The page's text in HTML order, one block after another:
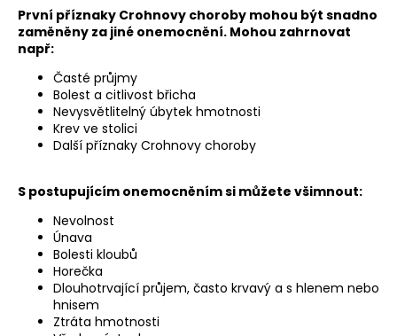
První příznaky Crohnovy choroby mohou být snadno
zaměněny za jiné onemocnění. Mohou zahrnovat
např:
Časté průjmy
Bolest a citlivost břicha
Nevysvětlitelný úbytek hmotnosti
Krev ve stolici
Další příznaky Crohnovy choroby
S postupujícím onemocněním si můžete všimnout:
Nevolnost
Únava
Bolesti kloubů
Horečka
Dlouhotrvající průjem, často krvavý a s hlenem nebo
hnisem
Ztráta hmotnosti
e
m